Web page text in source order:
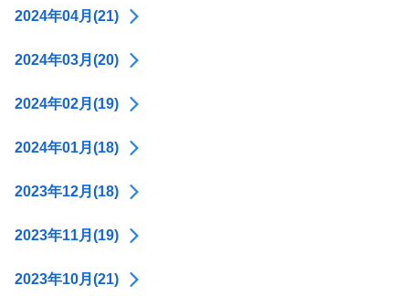
2024年04月(21)
2024年03月(20)
2024年02月(19)
2024年01月(18)
2023年12月(18)
2023年11月(19)
2023年10月(21)